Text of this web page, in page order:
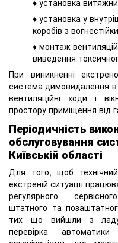
♦ установка у
коробів з
♦ монтаж
виведення
При виникненні
система димовидалення
вентиляційні ходи і
простору приміщення від
Періодичність
обслуговування
Київській області
Для того, щоб
екстреній ситуації
регулярного
штатного та
тих що вийшли з ладу.
перевірка автоматики